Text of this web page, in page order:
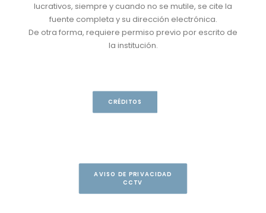
lucrativos, siempre y cuando no se mutile, se cite la
fuente completa y su dirección electrónica.
De otra forma, requiere permiso previo por escrito de
la institución.
CRÉDITOS
AVISO DE PRIVACIDAD
CCTV